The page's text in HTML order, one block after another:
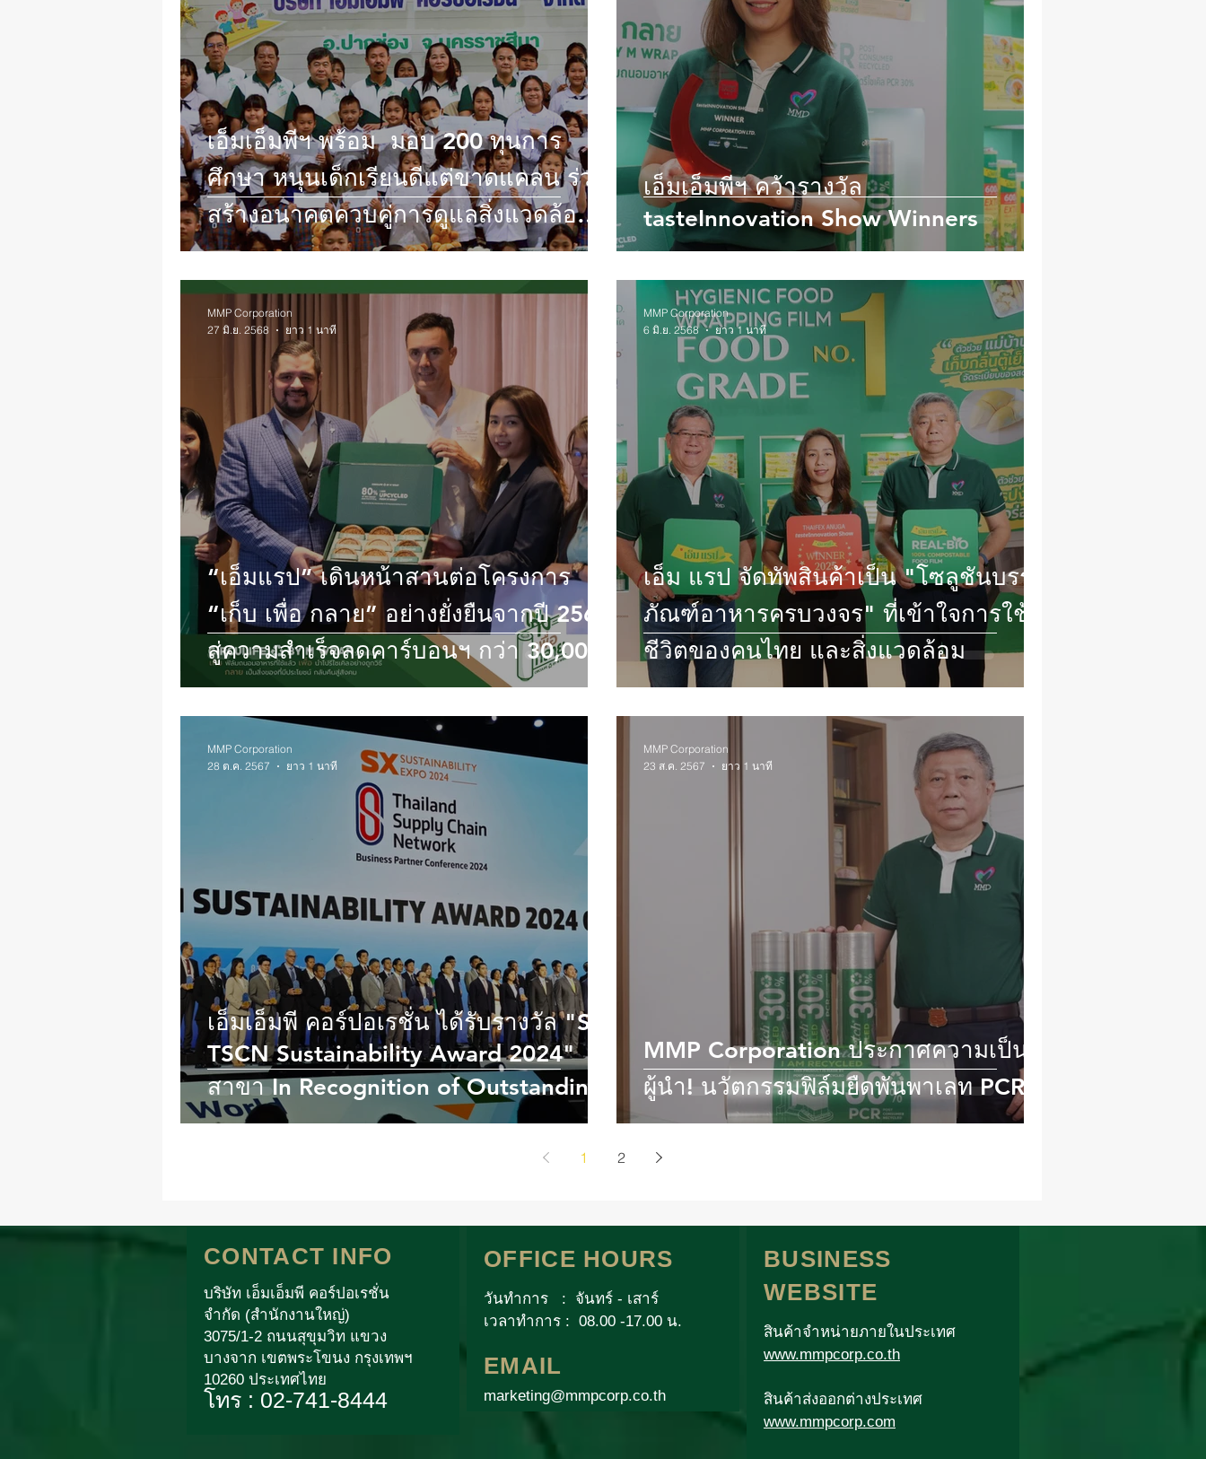
เอ็มเอ็มพีฯ พร้อม มอบ 200 ทุนการ
ศึกษา หนุนเด็กเรียนดีแต่ขาดแคลน ร่วม
สร้างอนาคตควบคู่การดูแลสิ่งแวดล้อม
อย่างยั่งยืน
เอ็มเอ็มพีฯ คว้ารางวัล
tasteInnovation Show Winners
“เอ็มแรป” เดินหน้าสานต่อโครงการ
“เก็บ เพื่อ กลาย” อย่างยั่งยืนจากปี 2563
สู่ความสำเร็จลดคาร์บอนฯ กว่า 30,000
kgCO₂e
MMP Corporation
27 มิ.ย. 2568
ยาว 1 นาที
เอ็ม แรป จัดทัพสินค้าเป็น "โซลูชันบรรจุ
ภัณฑ์อาหารครบวงจร" ที่เข้าใจการใช้
ชีวิตของคนไทย และสิ่งแวดล้อม
MMP Corporation
6 มิ.ย. 2568
ยาว 1 นาที
เอ็มเอ็มพี คอร์ปอเรชั่น ได้รับรางวัล "SX
TSCN Sustainability Award 2024"
สาขา In Recognition of Outstanding
Sustainability Achievements ความ
MMP Corporation
28 ต.ค. 2567
ยาว 1 นาที
MMP Corporation ประกาศความเป็น
ผู้นำ! นวัตกรรมฟิล์มยืดพันพาเลท PCR
MMP Corporation
23 ส.ค. 2567
ยาว 1 นาที
1 2
CONTACT INFO
บริษัท เอ็มเอ็มพี คอร์ปอเรชั่น
จำกัด (สำนักงานใหญ่)
3075/1-2 ถนนสุขุมวิท แขวง
บางจาก เขตพระโขนง กรุงเทพฯ
10260 ประเทศไทย
โทร : 02-741-8444
OFFICE HOURS
วันทำการ : จันทร์ - เสาร์
เวลาทำการ : 08.00 -17.00 น.
EMAIL
marketing@mmpcorp.co.th
BUSINESS
WEBSITE
สินค้าจำหน่ายภายในประเทศ
www.mmpcorp.co.th
สินค้าส่งออกต่างประเทศ
www.mmpcorp.com